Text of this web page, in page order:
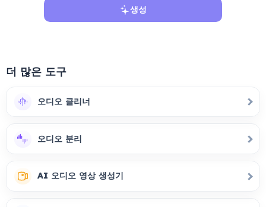
생성
더 많은 도구
오디오 클리너
오디오 분리
AI 오디오 영상 생성기